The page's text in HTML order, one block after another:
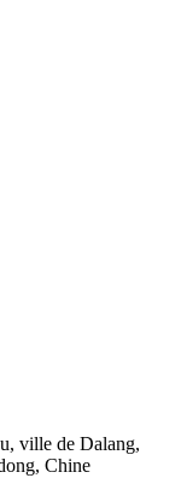
ville de Dalang,
Chine